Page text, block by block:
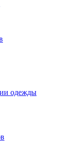
одежды